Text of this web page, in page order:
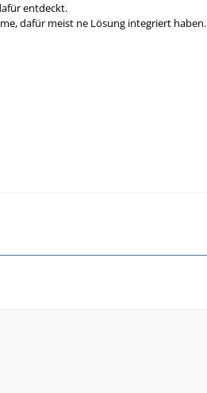
entdeckt.
dafür meist ne Lösung integriert haben.